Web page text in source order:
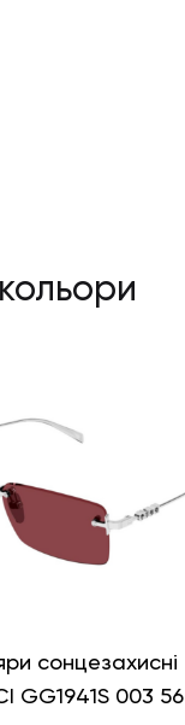
сонцезахисні
GG1941S 003 56